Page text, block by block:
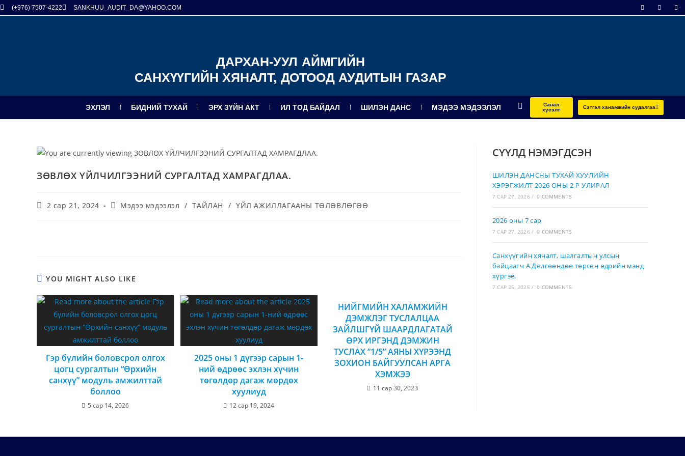
(+976) 7507-4222 SANKHUU_AUDIT_DA@YAHOO.COM
ДАРХАН-УУЛ АЙМГИЙН
САНХҮҮГИЙН ХЯНАЛТ, ДОТООД АУДИТЫН ГАЗАР
ЭХЛЭЛ БИДНИЙ ТУХАЙ ЭРХ ЗҮЙН АКТ ИЛ ТОД БАЙДАЛ ШИЛЭН ДАНС МЭДЭЭ МЭДЭЭЛЭЛ
Санал
хүсэлт
Сэтгэл ханамжийн судалгаа
ЗӨВЛӨХ ҮЙЛЧИЛГЭЭНИЙ СУРГАЛТАД ХАМРАГДЛАА.
2 сар 21, 2024 Мэдээ мэдээлэл / ТАЙЛАН / ҮЙЛ АЖИЛЛАГААНЫ ТӨЛӨВЛӨГӨӨ
YOU MIGHT ALSO LIKE
Гэр бүлийн боловсрол олгох
цогц сургалтын “Өрхийн
санхүү” модуль амжилттай
боллоо
5 сар 14, 2026
2025 оны 1 дүгээр сарын 1-
ний өдрөөс эхлэн хүчин
төгөлдөр дагаж мөрдөх
хуулиуд
12 сар 19, 2024
НИЙГМИЙН ХАЛАМЖИЙН
ДЭМЖЛЭГ ТУСЛАЛЦАА
ЗАЙЛШГҮЙ ШААРДЛАГАТАЙ
ӨРХ ИРГЭНД ДЭМЖИН
ТУСЛАХ ”1/5” АЯНЫ ХҮРЭЭНД
ЗОХИОН БАЙГУУЛСАН АРГА
ХЭМЖЭЭ
11 сар 30, 2023
СҮҮЛД НЭМЭГДСЭН
ШИЛЭН ДАНСНЫ ТУХАЙ ХУУЛИЙН
ХЭРЭГЖИЛТ 2026 ОНЫ 2-Р УЛИРАЛ
7 САР 27, 2026 / 0 COMMENTS
2026 оны 7 сар
7 САР 27, 2026 / 0 COMMENTS
Санхүүгийн хяналт, шалгалтын улсын
байцаагч А.Дөлгөөндөө төрсөн өдрийн мэнд
хүргэе.
7 САР 25, 2026 / 0 COMMENTS